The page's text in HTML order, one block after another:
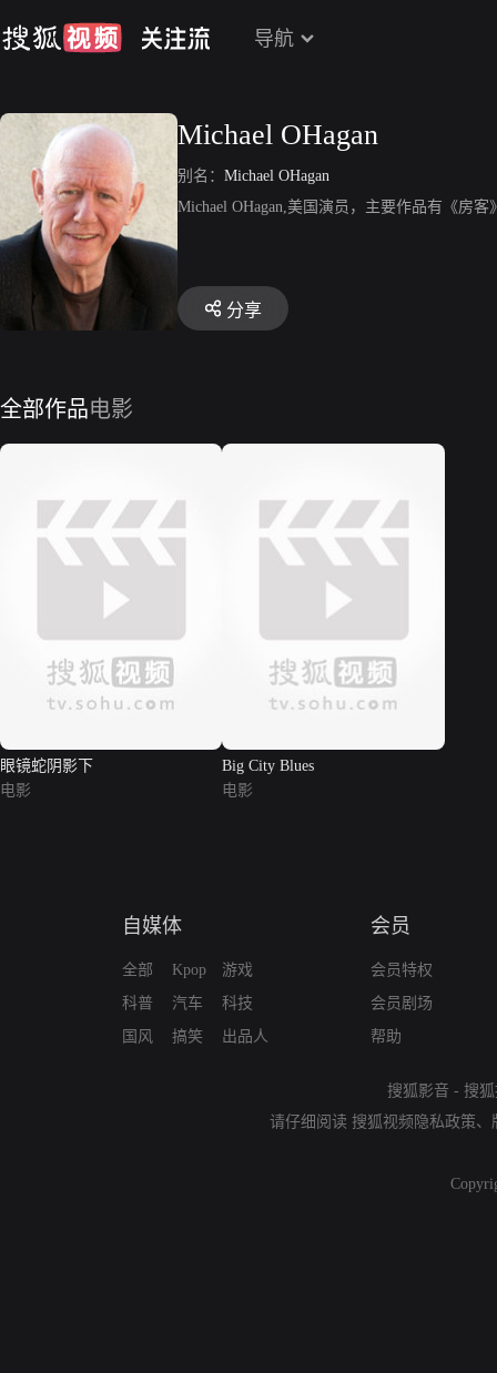
导航
Michael OHagan
别名： Michael OHagan
Michael OHagan,美国演员，主要作品有《房客
分享
全部作品电影
眼镜蛇阴影下
电影
Big City Blues
电影
自媒体
全部
科普
国风
Kpop
汽车
搞笑
游戏
科技
出品人
会员
会员特权
会员剧场
帮助
搜狐影音 - 搜
请仔细阅读 搜狐视频隐私政策、